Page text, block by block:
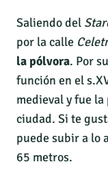
Saliendo del
por la calle
la pólvora. Por
función en el
medieval y fue
ciudad. Si te
puede subir a lo
65 metros.